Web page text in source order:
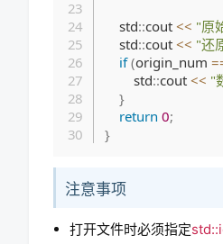
    std
::cout << "原
    std
::cout << "还
if (origin_num
        std
::cout << "
}
return 0;
}
注意事项
打开文件时必须指定